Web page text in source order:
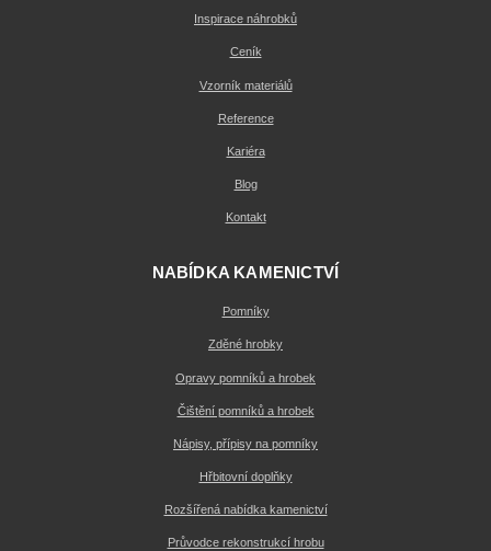
Inspirace náhrobků
Ceník
Vzorník materiálů
Reference
Kariéra
Blog
Kontakt
NABÍDKA KAMENICTVÍ
Pomníky
Zděné hrobky
Opravy pomníků a hrobek
Čištění pomníků a hrobek
Nápisy, přípisy na pomníky
Hřbitovní doplňky
Rozšířená nabídka kamenictví
Průvodce rekonstrukcí hrobu